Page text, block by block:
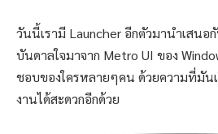
วันนี้เรามี Launcher อีกตัวมานำเสนอ
บันดาลใจมาจาก Metro UI ของ
ชอบของใครหลายๆคน ด้วยความที่มัน
งานได้สะดวกอีกด้วย